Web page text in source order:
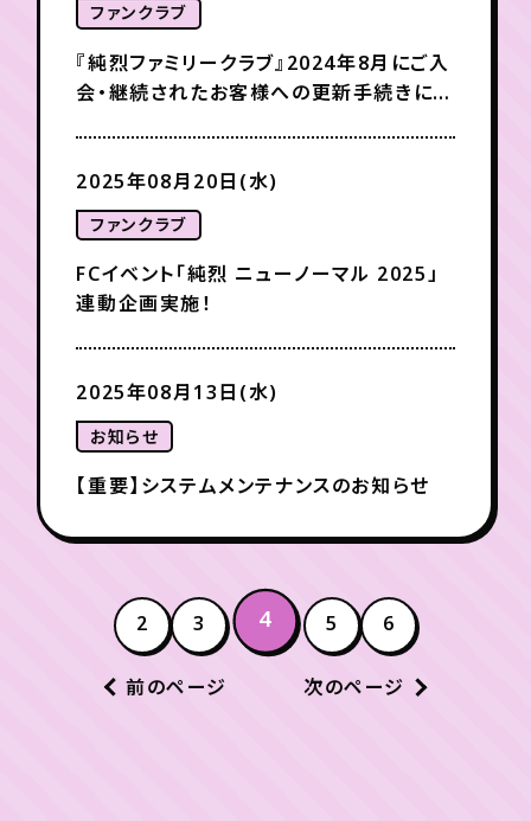
ファンクラブ
『純烈ファミリークラブ』2024年8月にご入
会・継続されたお客様への更新手続きに関
2025年08月20日(水)
ファンクラブ
FCイベント「純烈 ニューノーマル 2025」
連動企画実施！
2025年08月13日(水)
お知らせ
【重要】システムメンテナンスのお知らせ
前のページ
2 3 4 5 6
次のページ